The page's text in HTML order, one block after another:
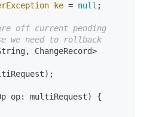
ke = null ;
off current pending
we need to rollback
op: multiRequest) {